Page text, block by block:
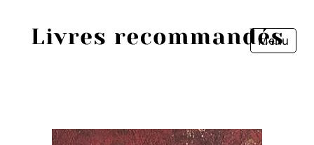
Menu
Fermer